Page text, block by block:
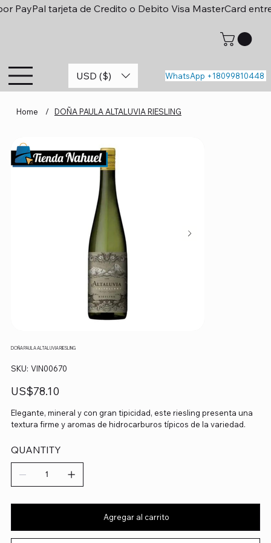
PayPal tarjeta de Credito o Debito Visa MasterCard
USD ($) WhatsApp +18099810448
Home / DOÑA PAULA ALTALUVIA RIESLING
DOÑA PAULA ALTALUVIA RIESLING
SKU: SKU
VIN00670
VIN00670
Precio
US$78.10
Elegante, mineral y con gran tipicidad, este riesling presenta una
textura firme y aromas de hidrocarburos típicos de la variedad.
QUANTITY
Agregar al carrito